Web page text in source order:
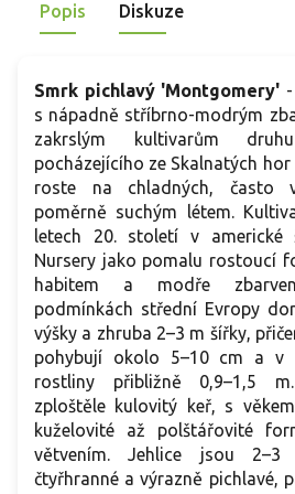
Popis Diskuze
Smrk pichlavý 'Montgomery'
s nápadně stříbrno-modrým
zakrslým kultivarům
pocházejícího ze Skalnatých hor
roste na chladných, často
poměrně suchým létem.
letech 20. století v americké
Nursery jako pomalu rostoucí
habitem a modře
podmínkách střední Evropy
výšky a zhruba 2–3 m šířky,
pohybují okolo 5–10 cm a v
rostliny přibližně 0,9–1,5
zploštěle kulovitý keř, s
kuželovité až polštářovité
větvením. Jehlice jsou
čtyřhranné a výrazně pichlavé,